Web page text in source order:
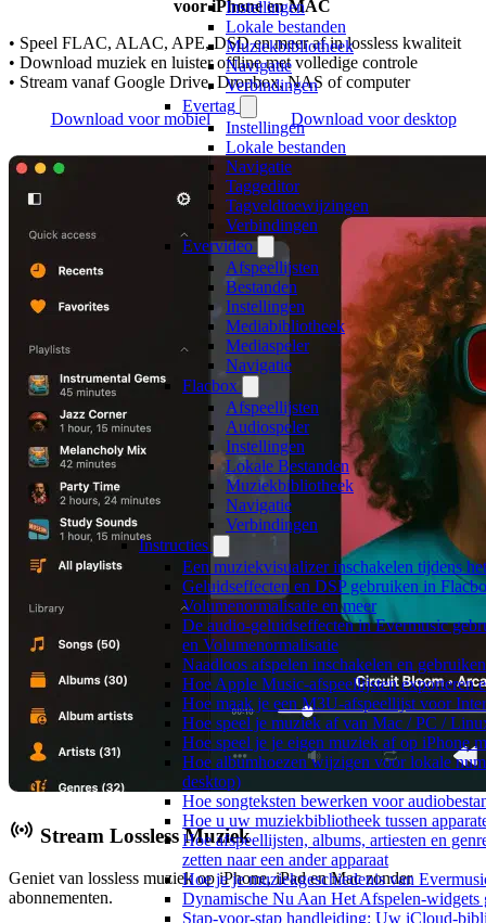
Instellingen
Lokale bestanden
Muziekbibliotheek
Navigatie
Verbindingen
Evertag
Instellingen
Lokale bestanden
Navigatie
Taggeditor
Tagveldtoewijzingen
Verbindingen
Evervideo
Afspeellijsten
Bestanden
Instellingen
Mediabibliotheek
Mediaspeler
Navigatie
Flacbox
Afspeellijsten
Audiospeler
Instellingen
Lokale Bestanden
Muziekbibliotheek
Navigatie
Verbindingen
Instructies
Een muziekvisualizer inschakelen tijdens
Geluidseffecten en DSP gebruiken in
Volumenormalisatie en meer
De audio-geluidseffecten in Evermusic
en Volumenormalisatie
Naadloos afspelen inschakelen en
Hoe Apple Music-afspeellijsten exporteren
Hoe maak je een M3U-afspeellijst voor
Hoe speel je muziek af van Mac / PC /
Hoe speel je je eigen muziek af op iPhone
Hoe albumhoezen wijzigen voor lokale
desktop)
Hoe songteksten bewerken voor
Hoe u uw muziekbibliotheek tussen
Hoe afspeellijsten, albums, artiesten en
zetten naar een ander apparaat
Hoe je je muziekgeschiedenis van
Dynamische Nu Aan Het Afspelen-
Stap-voor-stap handleiding: Uw iCloud-
voor iPhone en MAC
• Speel FLAC, ALAC, APE, DSD en meer af in lossless kwaliteit
• Download muziek en luister offline met volledige controle
• Stream vanaf Google Drive, Dropbox, NAS of computer
Download voor mobiel
Download voor desktop
Stream Lossless Muziek
Geniet van lossless muziek op iPhone, iPad en Mac zonder
abonnementen.